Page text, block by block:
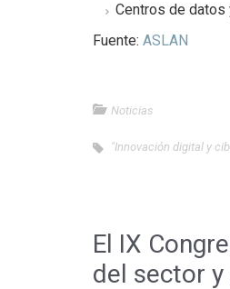
Centros de datos
Fuente: ASLAN
Noticias
"Innovación digital y
El IX
del sector